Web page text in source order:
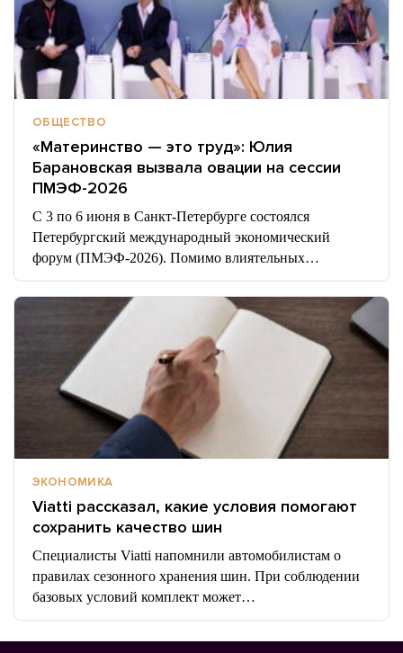
ОБЩЕСТВО
«Материнство — это труд»: Юлия
Барановская вызвала овации на сессии
ПМЭФ-2026
С 3 по 6 июня в Санкт‑Петербурге состоялся
Петербургский международный экономический
форум (ПМЭФ‑2026). Помимо влиятельных…
ЭКОНОМИКА
Viatti рассказал, какие условия помогают
сохранить качество шин
Специалисты Viatti напомнили автомобилистам о
правилах сезонного хранения шин. При соблюдении
базовых условий комплект может…